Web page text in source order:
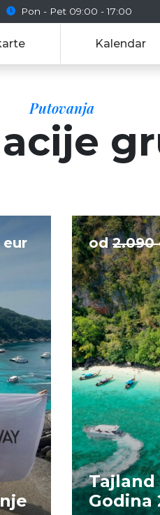
Pon - Pet 09:00 - 17:00
Kalendar
Putovanja
od2.090
Tajland
Godina